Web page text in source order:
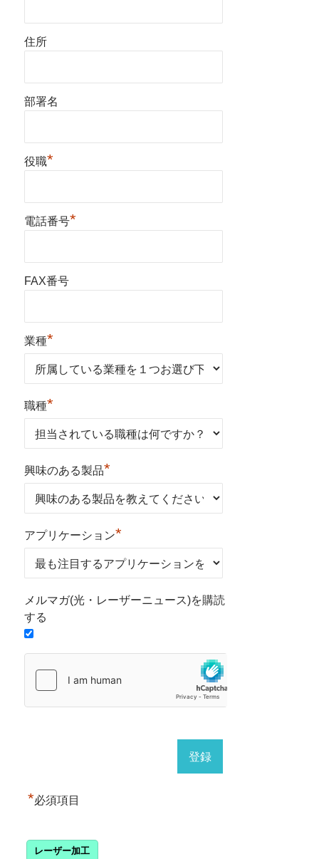
住所
部署名
役職*
電話番号*
FAX番号
業種*
職種*
興味のある製品*
アプリケーション*
メルマガ(光・レーザーニュース)を購読
する
*必須項目
レーザー加工